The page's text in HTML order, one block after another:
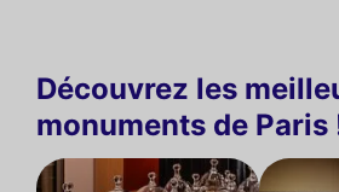
Découvrez les
monuments de Paris